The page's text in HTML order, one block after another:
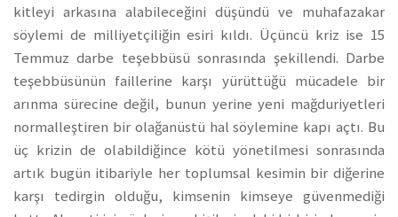
kitleyi arkasına alabileceğini düşündü ve muhafazakar
söylemi de milliyetçiliğin esiri kıldı. Üçüncü kriz ise 15
Temmuz darbe teşebbüsü sonrasında şekillendi. Darbe
teşebbüsünün faillerine karşı yürüttüğü mücadele bir
arınma sürecine değil, bunun yerine yeni mağduriyetleri
normalleştiren bir olağanüstü hal söylemine kapı açtı. Bu
üç krizin de olabildiğince kötü yönetilmesi sonrasında
artık bugün itibariyle her toplumsal kesimin bir diğerine
karşı tedirgin olduğu, kimsenin kimseye güvenmediği